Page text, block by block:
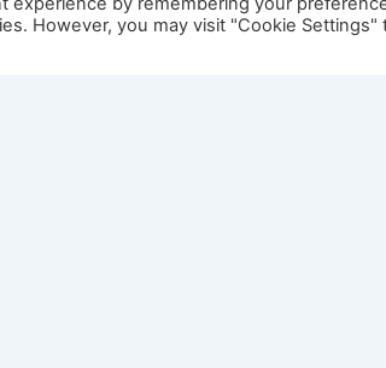
However, you may visit "Cookie